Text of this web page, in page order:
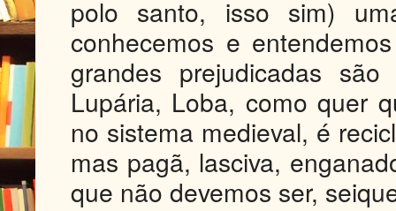
polo santo, isso sim)
conhecemos e
grandes prejudicadas
Lupária, Loba, como quer
no sistema medieval, é
mas pagã, lasciva,
que não devemos ser,